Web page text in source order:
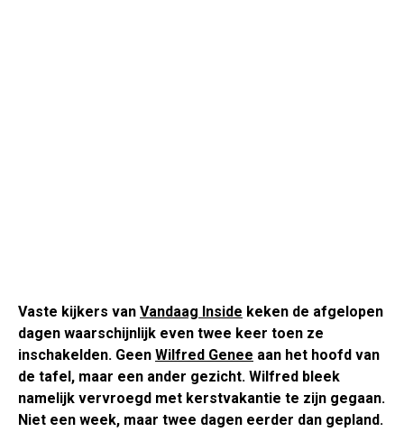
Vaste kijkers van Vandaag Inside keken de afgelopen
dagen waarschijnlijk even twee keer toen ze
inschakelden. Geen Wilfred Genee aan het hoofd van
de tafel, maar een ander gezicht. Wilfred bleek
namelijk vervroegd met kerstvakantie te zijn gegaan.
Niet een week, maar twee dagen eerder dan gepland.